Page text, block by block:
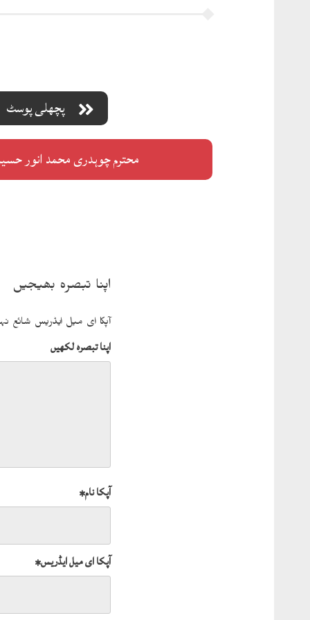
پچھلی پوسٹ
محترم چوہدری محمد انور
اپنا تبصرہ بھیجیں
آپکا ای میل ایڈریس شائع
اپنا تبصرہ لکھیں
آپکا نام*
آپکا ای میل ایڈریس*